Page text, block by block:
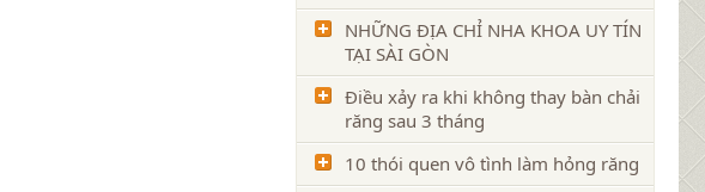
NHỮNG ĐỊA CHỈ NHA KHOA UY TÍN
TẠI SÀI GÒN
Điều xảy ra khi không thay bàn chải
răng sau 3 tháng
10 thói quen vô tình làm hỏng răng